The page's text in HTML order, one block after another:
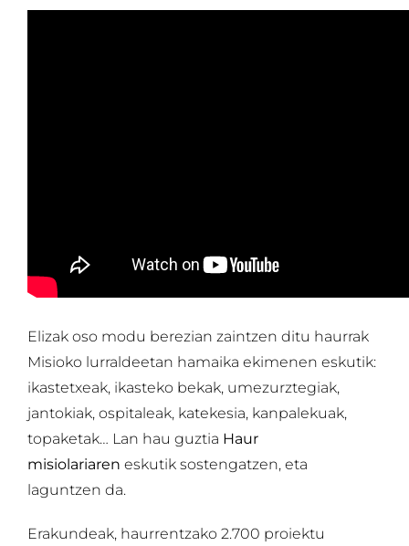
Elizak oso modu berezian zaintzen ditu haurrak
Misioko lurraldeetan hamaika ekimenen eskutik:
ikastetxeak, ikasteko bekak, umezurztegiak,
jantokiak, ospitaleak, katekesia, kanpalekuak,
topaketak… Lan hau guztia Haur
misiolariaren eskutik sostengatzen, eta
laguntzen da.
Erakundeak, haurrentzako 2.700 proiektu